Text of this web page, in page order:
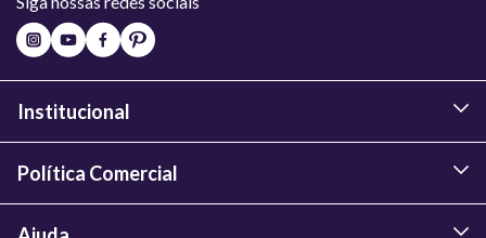
Institucional
Política Comercial